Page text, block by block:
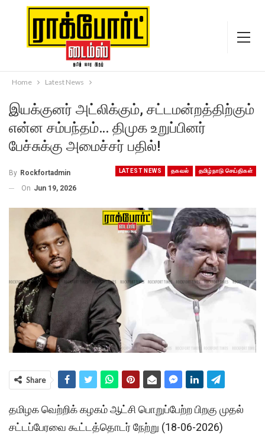
Home Latest News
இயக்குனர் அட்லிக்கும், சட்டமன்றத்திற்கும்
என்ன சம்பந்தம்… திமுக உறுப்பினர்
பேச்சுக்கு அமைச்சர் பதில்!
LATEST NEWS தகவல் தமிழ்நாடு செய்திகள்
By Rockfortadmin
On Jun 19, 2026
Share
தமிழக வெற்றிக் கழகம் ஆட்சி பொறுப்பேற்ற பிறகு முதல்
சட்டப்பேரவை கூட்டத்தொடர் நேற்று (18-06-2026)